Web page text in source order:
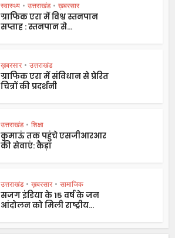
स्वास्थ्य • उत्तराखंड • ख़बरसार
ग्राफिक एरा में विश्व स्तनपान
सप्ताह : स्तनपान से...
ख़बरसार • उत्तराखंड
ग्राफिक एरा में संविधान से प्रेरित
चित्रों की प्रदर्शनी
उत्तराखंड • शिक्षा
कुमाऊं तक पहुंचे एसजीआरआर
की सेवाएं: कैड़ा
उत्तराखंड • ख़बरसार • सामाजिक
सजग इंडिया के 15 वर्ष के जन
आंदोलन को मिली राष्ट्रीय...